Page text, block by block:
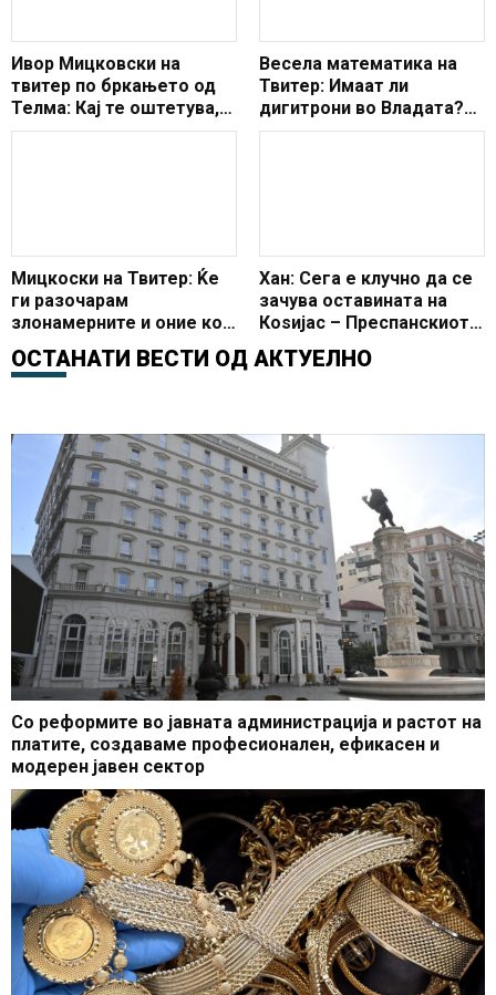
Ивор Мицковски на
твитер по бркањето од
Телма: Кај те оштетува,
уште те прави будала
Весела математика на
Твитер: Имаат ли
дигитрони во Владата?
(ФОТО)
Мицкоски на Твитер: Ќе
ги разочарам
злонамерните и оние кои
намерно шират
невистини- јас останувам
Хан: Сега е клучно да се
зачува оставината на
Коѕијас – Преспанскиот
договор
ОСТАНАТИ ВЕСТИ ОД АКТУЕЛНО
Со реформите во јавната администрација и растот на
платите, создаваме професионален, ефикасен и
модерен јавен сектор